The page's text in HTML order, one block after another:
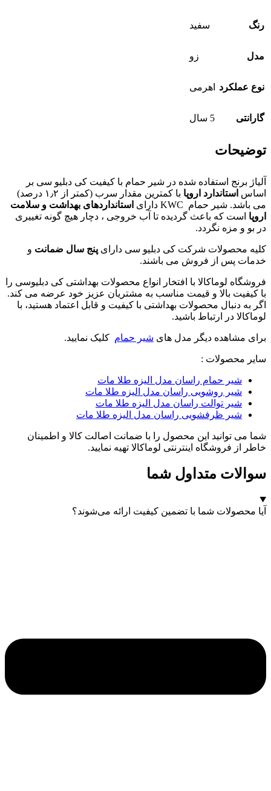
رنگ سفید
مدل زو
نوع عملکرد اهرمی
گارانتی 5 سال
توضیحات
آلیاژ برنج استفاده شده در شیر حمام با کیفیت کی دبلیو سی بر
اساس استاندارد اروپا
با کمترین مقدار سرب (کمتر از ۱٫۲ درصد)
می باشد. شیر حمام KWC دارای
استانداردهای بهداشت و سلامت
اروپا است که باعث گردیده تا آب خروجی ، دچار هیچ گونه تغییری
در بو و مزه نگردد.
کلیه محصولات شرکت کی دبلیو سی دارای پنج سال ضمانت و
خدمات پس از فروش می باشند.
فروشگاه لوماکالا با افتخار انواع محصولات بهداشتی کی دبلیوسی را
با کیفیت بالا و قیمت مناسب به مشتریان عزیز خود عرضه می کند.
اگر به دنبال محصولات بهداشتی با کیفیت و قابل اعتماد هستید، با
لوماکالا در ارتباط باشید.
برای مشاهده دیگر مدل های شیر حمام کلیک نمایید.
سایر محصولات :
شیر حمام راسان مدل الیزه طلا مات
شیر روشویی راسان مدل الیزه طلا مات
شیر توالت راسان مدل الیزه طلا مات
شیر ظرفشویی راسان مدل الیزه طلا مات
شما می توانید این محصول را با ضمانت اصالت کالا و اطمینان
خاطر از فروشگاه اینترنتی لوماکالا تهیه نمایید.
سوالات متداول شما
آیا محصولات شما با تضمین کیفیت ارائه می‌شوند؟